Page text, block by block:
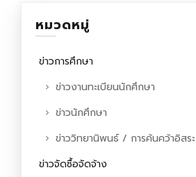
หมวดหมู่
ข่าวการศึกษา
ข่าวงานทะเบียนนักศึกษา
ข่าวนักศึกษา
ข่าววิทยานิพนธ์ / การค้นคว้าอิสระ
ข่าวจัดซื้อจัดจ้าง